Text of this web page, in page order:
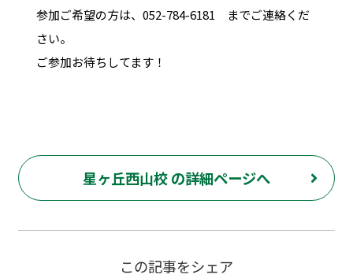
参加ご希望の方は、052-784-6181 までご連絡くだ
さい。
ご参加お待ちしてます！
星ヶ丘西山校 の詳細ページへ
この記事をシェア